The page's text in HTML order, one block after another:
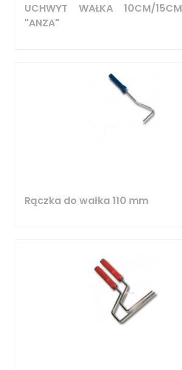
UCHWYT WAŁKA 10CM/
"ANZA"
Rączka do wałka 110 mm